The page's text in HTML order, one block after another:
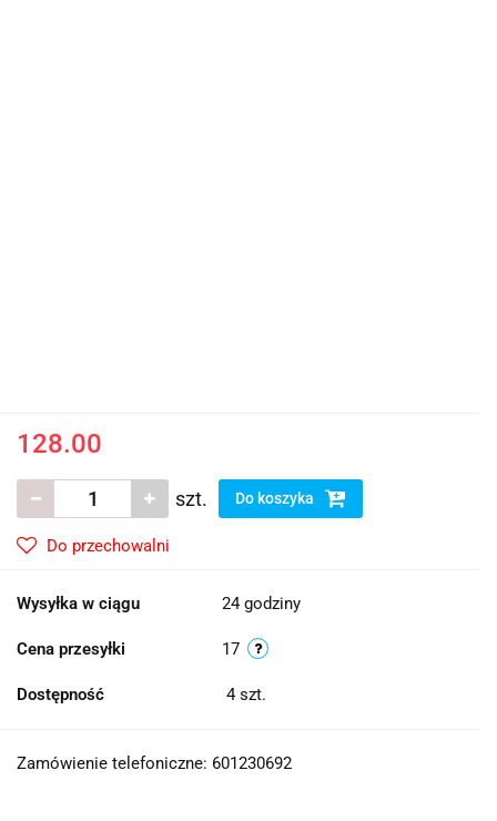
128.00
szt. Do koszyka
Do przechowalni
Wysyłka w ciągu 24 godziny
Cena przesyłki 17
Dostępność 4 szt.
Zamówienie telefoniczne: 601230692